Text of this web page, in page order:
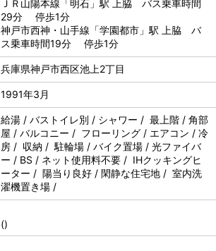
ＪＲ山陽本線「明石」駅 上脇 バス乗車時間
29分 停歩1分
神戸市西神・山手線「学園都市」駅 上脇 バ
ス乗車時間19分 停歩1分
兵庫県神戸市西区池上2丁目
1991年3月
給湯 / バストイレ別 / シャワー / 最上階 / 角部
屋 / バルコニー / フローリング / エアコン / 冷
房 / 収納 / 駐輪場 / バイク置場 / 光ファイバ
ー / BS / ネット使用料不要 / IHクッキングヒ
ーター / 陽当り良好 / 閑静な住宅地 / 室内洗
濯機置き場 /
()